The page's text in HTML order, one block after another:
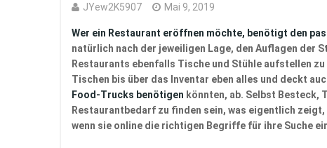
JYew2K5907
Mai 9, 2019
Wer ein Restaurant eröffnen möchte, benötigt den
natürlich nach der jeweiligen Lage, den Auflagen der
Restaurants ebenfalls Tische und Stühle aufstellen
Tischen bis über das Inventar eben alles und deckt
Food-Trucks benötigen könnten, ab. Selbst Besteck,
Restaurantbedarf zu finden sein, was eigentlich
wenn sie online die richtigen Begriffe für ihre Suche